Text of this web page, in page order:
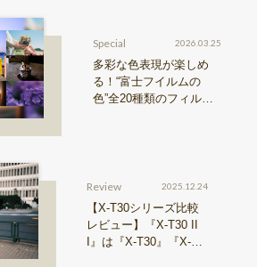
Special 2026.03.25
多彩な色表現が楽しめ
る！“富士フイルムの
色”全20種類のフィルム
Review 2025.12.24
【X-T30シリーズ比較
レビュー】『X-T30 II
I』は『X-T30』『X-T3